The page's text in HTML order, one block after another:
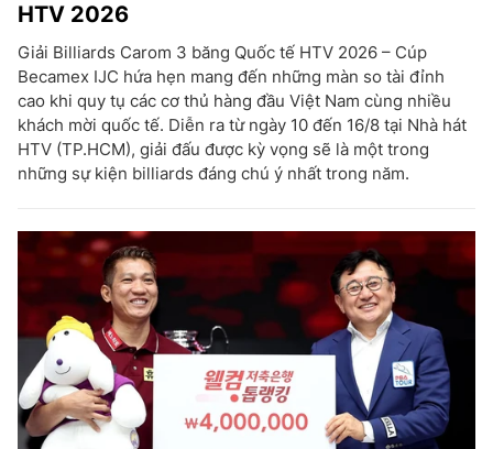
HTV 2026
Giải Billiards Carom 3 băng Quốc tế HTV 2026 – Cúp
Becamex IJC hứa hẹn mang đến những màn so tài đỉnh
cao khi quy tụ các cơ thủ hàng đầu Việt Nam cùng nhiều
khách mời quốc tế. Diễn ra từ ngày 10 đến 16/8 tại Nhà hát
HTV (TP.HCM), giải đấu được kỳ vọng sẽ là một trong
những sự kiện billiards đáng chú ý nhất trong năm.